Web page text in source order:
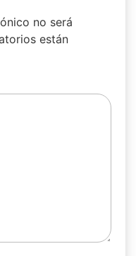
no será
están